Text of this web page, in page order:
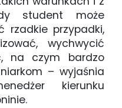
student może
rzadkie przypadki,
wychwycić
na czym bardzo
– wyjaśnia
kierunku